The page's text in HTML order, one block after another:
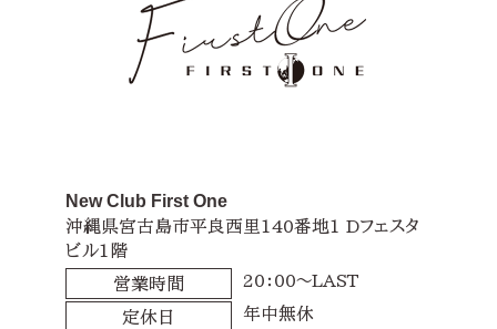
New Club First One
沖縄県宮古島市平良西里140番地1 Dフェスタ
ビル1階
営業時間
20：00～LAST
定休日 年中無休